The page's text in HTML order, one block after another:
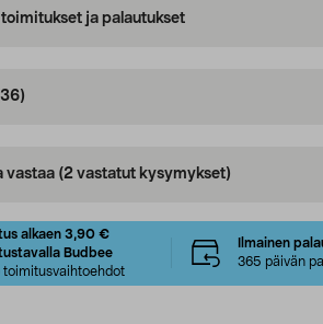
ja palautukset
vastaa (2 vastatut kysymykset)
alkaen 3,90 €
Budbee
toimitusvaihtoehdot
Ilmainen
365 päivän